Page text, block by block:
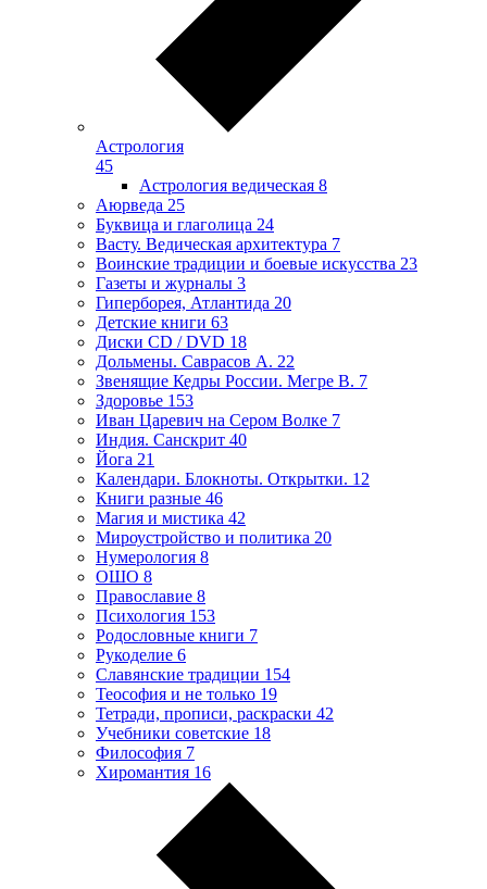
Астрология
45
Астрология ведическая 8
Аюрведа 25
Буквица и глаголица 24
Васту. Ведическая архитектура 7
Воинские традиции и боевые искусства 23
Газеты и журналы 3
Гиперборея, Атлантида 20
Детские книги 63
Диски CD / DVD 18
Дольмены. Саврасов А. 22
Звенящие Кедры России. Мегре В. 7
Здоровье 153
Иван Царевич на Сером Волке 7
Индия. Санскрит 40
Йога 21
Календари. Блокноты. Открытки. 12
Книги разные 46
Магия и мистика 42
Мироустройство и политика 20
Нумерология 8
ОШО 8
Православие 8
Психология 153
Родословные книги 7
Рукоделие 6
Славянские традиции 154
Теософия и не только 19
Тетради, прописи, раскраски 42
Учебники советские 18
Философия 7
Хиромантия 16